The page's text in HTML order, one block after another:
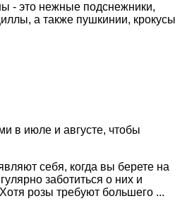
- это нежные подснежники,
а также пушкинии, крокусы
в июле и августе, чтобы
себя, когда вы берете на
заботиться о них и
розы требуют большего ...